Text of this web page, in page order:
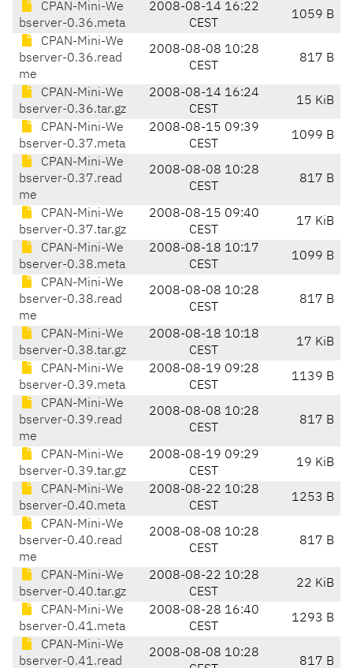
CPAN-Mini-We
bserver-0.36.meta
2008-08-14 16:22
CEST
1059 B
CPAN-Mini-We
bserver-0.36.read
me
2008-08-08 10:28
CEST
817 B
CPAN-Mini-We
bserver-0.36.tar.gz
2008-08-14 16:24
CEST
15 KiB
CPAN-Mini-We
bserver-0.37.meta
2008-08-15 09:39
CEST
1099 B
CPAN-Mini-We
bserver-0.37.read
me
2008-08-08 10:28
CEST
817 B
CPAN-Mini-We
bserver-0.37.tar.gz
2008-08-15 09:40
CEST
17 KiB
CPAN-Mini-We
bserver-0.38.meta
2008-08-18 10:17
CEST
1099 B
CPAN-Mini-We
bserver-0.38.read
me
2008-08-08 10:28
CEST
817 B
CPAN-Mini-We
bserver-0.38.tar.gz
2008-08-18 10:18
CEST
17 KiB
CPAN-Mini-We
bserver-0.39.meta
2008-08-19 09:28
CEST
1139 B
CPAN-Mini-We
bserver-0.39.read
me
2008-08-08 10:28
CEST
817 B
CPAN-Mini-We
bserver-0.39.tar.gz
2008-08-19 09:29
CEST
19 KiB
CPAN-Mini-We
bserver-0.40.meta
2008-08-22 10:28
CEST
1253 B
CPAN-Mini-We
bserver-0.40.read
me
2008-08-08 10:28
CEST
817 B
CPAN-Mini-We
bserver-0.40.tar.gz
2008-08-22 10:28
CEST
22 KiB
CPAN-Mini-We
bserver-0.41.meta
2008-08-28 16:40
CEST
1293 B
CPAN-Mini-We
bserver-0.41.read
2008-08-08 10:28
817 B